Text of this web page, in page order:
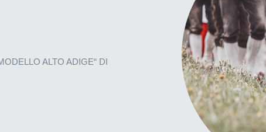
ALTO ADIGE“ DI